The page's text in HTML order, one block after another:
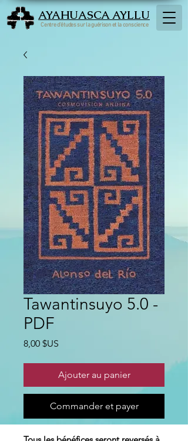
AYAHUASCA AYLLU
Centre d'études sur la guérison et la conscience
Tawantinsuyo 5.0 -
PDF
8,00 $US
Ajouter au panier
Commander et payer